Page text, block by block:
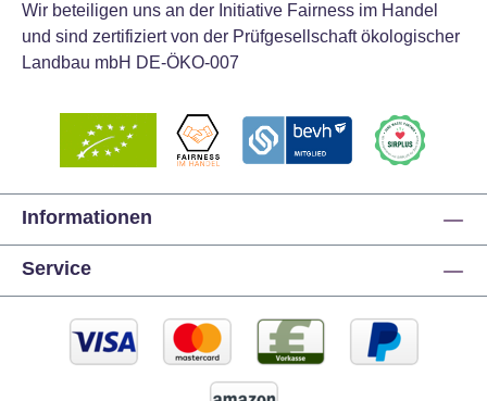
Wir beteiligen uns an der Initiative Fairness im Handel
und sind zertifiziert von der Prüfgesellschaft ökologischer
Landbau mbH DE-ÖKO-007
Informationen
Service